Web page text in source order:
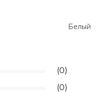
Пояса
Белый
(0)
(0)